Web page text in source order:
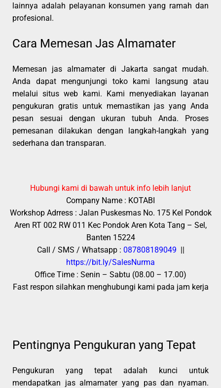
lainnya adalah pelayanan konsumen yang ramah dan
profesional.
Cara Memesan Jas Almamater
Memesan jas almamater di Jakarta sangat mudah.
Anda dapat mengunjungi toko kami langsung atau
melalui situs web kami. Kami menyediakan layanan
pengukuran gratis untuk memastikan jas yang Anda
pesan sesuai dengan ukuran tubuh Anda. Proses
pemesanan dilakukan dengan langkah-langkah yang
sederhana dan transparan.
Hubungi kami di bawah untuk info lebih lanjut
Company Name : KOTABI
Workshop Adrress : Jalan Puskesmas No. 175 Kel Pondok
Aren RT 002 RW 011 Kec Pondok Aren Kota Tang – Sel,
Banten 15224
Call / SMS / Whatsapp : 087808189049 ||
https://bit.ly/SalesNurma
Office Time : Senin – Sabtu (08.00 – 17.00)
Fast respon silahkan menghubungi kami pada jam kerja
Pentingnya Pengukuran yang Tepat
Pengukuran yang tepat adalah kunci untuk
mendapatkan jas almamater yang pas dan nyaman.